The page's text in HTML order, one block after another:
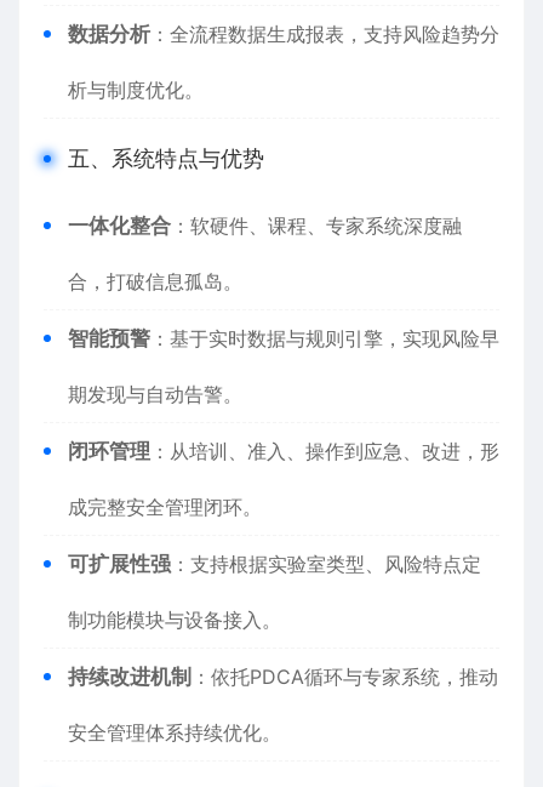
数据分析 ：全流程数据生成报表，支持风险趋势分
析与制度优化。
五、系统特点与优势
一体化整合 ：软硬件、课程、专家系统深度融
合，打破信息孤岛。
智能预警 ：基于实时数据与规则引擎，实现风险早
期发现与自动告警。
闭环管理 ：从培训、准入、操作到应急、改进，形
成完整安全管理闭环。
可扩展性强 ：支持根据实验室类型、风险特点定
制功能模块与设备接入。
持续改进机制 ：依托PDCA循环与专家系统，推动
安全管理体系持续优化。